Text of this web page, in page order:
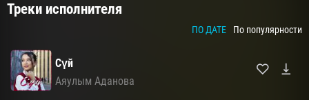
Треки исполнителя
ПО ДАТЕ По популярности
Сүй
Аяулым Аданова